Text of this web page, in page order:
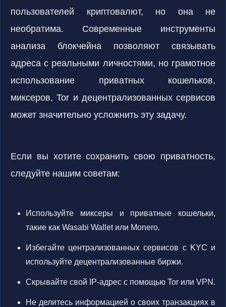
пользователей криптовалют, но она не
необратима. Современные инструменты
анализа блокчейна позволяют связывать
адреса с реальными личностями, но грамотное
использование приватных кошельков,
миксеров, Tor и децентрализованных сервисов
может значительно усложнить эту задачу.
Если вы хотите сохранить свою приватность,
следуйте нашим советам:
Используйте миксеры и приватные кошельки,
такие как Wasabi Wallet или Monero.
Избегайте централизованных сервисов с KYC и
используйте децентрализованные биржи.
Скрывайте свой IP-адрес с помощью Tor или VPN.
Не делитесь информацией о своих транзакциях в